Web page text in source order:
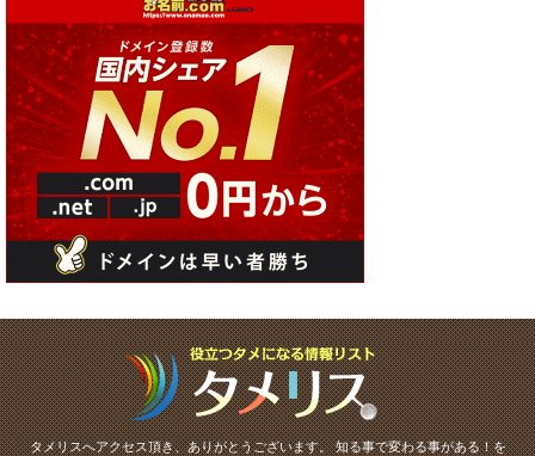
タメリスへアクセス頂き、ありがとうございます。知る事で変わる事がある！を